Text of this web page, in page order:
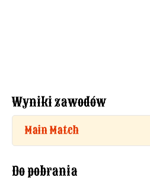
Wyniki zawodów
Main Match
Do pobrania